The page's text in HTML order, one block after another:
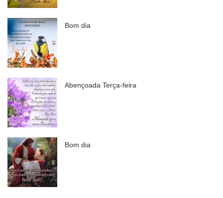
Bom dia
Abençoada Terça-feira
Bom dia